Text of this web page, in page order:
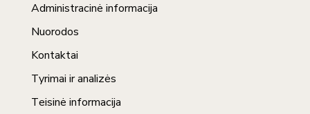
Administracinė informacija
Nuorodos
Kontaktai
Tyrimai ir analizės
Teisinė informacija